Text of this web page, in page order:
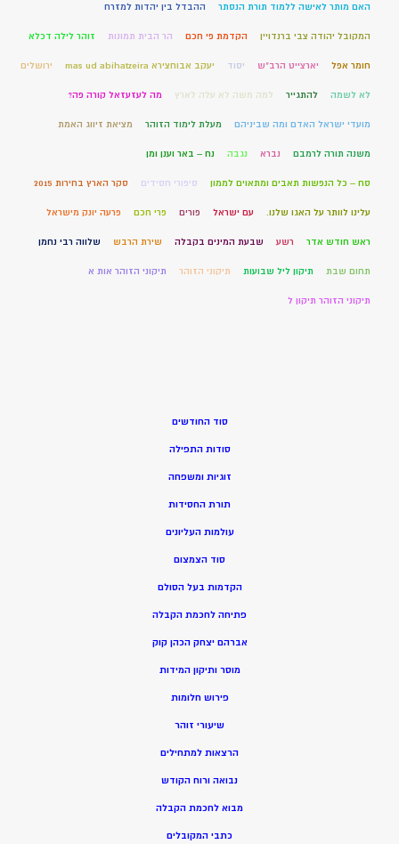
האם מותר לאישה ללמוד תורת הנסתר ההבדל בין יהדות למזרח
המקובל יהודה צבי ברנדויין הקדמת פי חכם הר הבית תמונות זוהר לילה דכלא
חומר אפל יארצייט הרב"ש יסוד יעקב אבוחצירא mas ud abihatzeira ירושלים
לא לשמה להתגייר למה משה לא עלה לארץ מה לעזעזאל קורה פה?
מועדי ישראל האדם ומה שביניהם מעלת לימוד הזוהר מציאת זיווג האמת
משנה תורה לרמבם נברא נגבה נח – באר וענן ומן
סח – כל הנפשות תאבים ומתאוים לממון סיפורי חסידים סקר הארץ בחירות 2015
עלינו לוותר על האגו שלנו. עם ישראל פורים פרי חכם פרעה יונק מישראל
ראש חודש אדר רשע שבעת המינים בקבלה שירת הרבש שלווה רבי נחמן
תחום שבת תיקון ליל שבועות תיקוני הזוהר תיקוני הזוהר אות א
תיקוני הזוהר תיקון ל
סוד החודשים
סודות התפילה
זוגיות ומשפחה
תורת החסידות
עולמות העליונים
סוד הצמצום
הקדמות בעל הסולם
פתיחה לחכמת הקבלה
אברהם יצחק הכהן קוק
מוסר ותיקון המידות
פירוש חלומות
שיעורי זוהר
הרצאות למתחילים
נבואה ורוח הקודש
מבוא לחכמת הקבלה
כתבי המקובלים